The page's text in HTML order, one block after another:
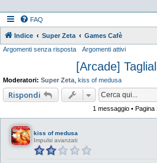
FAQ
Indice Super Zeta Games Cafè
Argomenti senza risposta Argomenti attivi
[Arcade]
Moderatori: Super Zeta kiss of medusa
Rispondi
1 messaggio • Pagina
kiss of medusa
Impulsi avanzati